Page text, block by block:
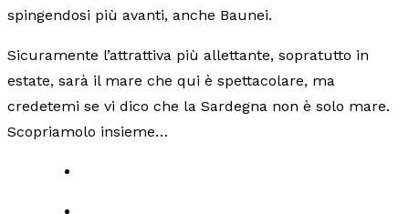
spingendosi più avanti, anche Baunei.
Sicuramente l’attrattiva più allettante, sopratutto in
estate, sarà il mare che qui è spettacolare, ma
credetemi se vi dico che la Sardegna non è solo mare.
Scopriamolo insieme…